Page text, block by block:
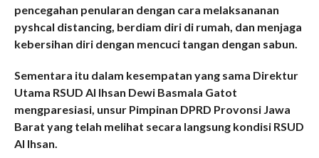
pencegahan penularan dengan cara melaksananan
pyshcal distancing, berdiam diri di rumah, dan menjaga
kebersihan diri dengan mencuci tangan dengan sabun.
Sementara itu dalam kesempatan yang sama Direktur
Utama RSUD Al Ihsan Dewi Basmala Gatot
mengparesiasi, unsur Pimpinan DPRD Provonsi Jawa
Barat yang telah melihat secara langsung kondisi RSUD
Al Ihsan.